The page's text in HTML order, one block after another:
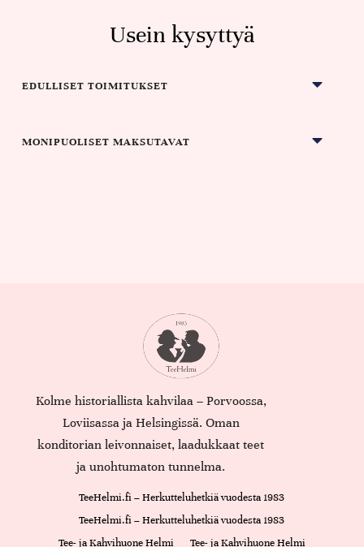
Usein kysyttyä
EDULLISET TOIMITUKSET
MONIPUOLISET MAKSUTAVAT
Kolme historiallista kahvilaa – Porvoossa,
Loviisassa ja Helsingissä. Oman
konditorian leivonnaiset, laadukkaat teet
ja unohtumaton tunnelma.
TeeHelmi.fi – Herkutteluhetkiä vuodesta 1983
TeeHelmi.fi – Herkutteluhetkiä vuodesta 1983
Tee- ja Kahvihuone Helmi
Tee- ja Kahvihuone Helmi